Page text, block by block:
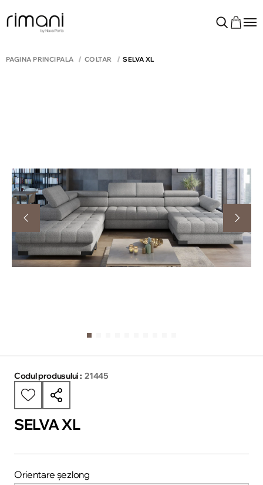
PAGINA PRINCIPALĂ COLTAR SELVA XL
Codul produsului : 21445
SELVA XL
Orientare șezlong